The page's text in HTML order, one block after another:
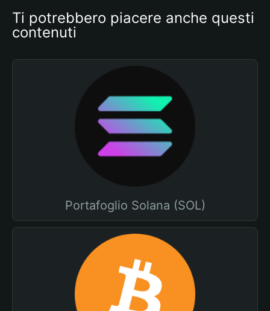
Ti potrebbero piacere anche questi
contenuti
Portafoglio Solana (SOL)